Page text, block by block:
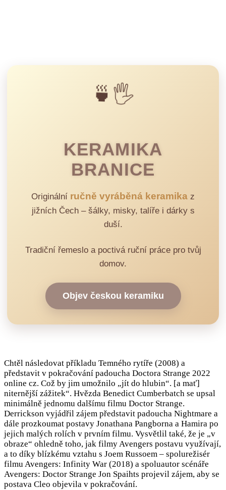
🍵🖐️
KERAMIKA
BRANICE
Originální ručně vyráběná keramika z
jižních Čech – šálky, misky, talíře i dárky s
duší.
Tradiční řemeslo a poctivá ruční práce pro tvůj
domov.
Objev českou keramiku
Chtěl následovat příkladu Temného rytíře (2008) a
představit v pokračování padoucha Doctora Strange 2022
online cz. Což by jim umožnilo „jít do hlubin“. [a mať]
niternější zážitek“. Hvězda Benedict Cumberbatch se upsal
minimálně jednomu dalšímu filmu Doctor Strange.
Derrickson vyjádřil zájem představit padoucha Nightmare a
dále prozkoumat postavy Jonathana Pangborna a Hamira po
jejich malých rolích v prvním filmu. Vysvětlil také, že je „v
obraze“ ohledně toho, jak filmy Avengers postavu využívají,
a to díky blízkému vztahu s Joem Russoem – spolurežisér
filmu Avengers: Infinity War (2018) a spoluautor scénáře
Avengers: Doctor Strange Jon Spaihts projevil zájem, aby se
postava Cleo objevila v pokračování.